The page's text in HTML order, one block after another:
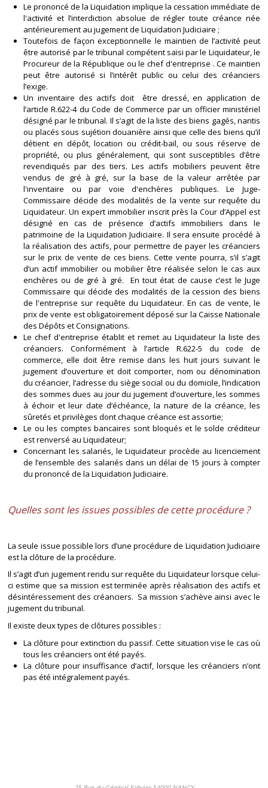
Le prononcé de la Liquidation implique la cessation immédiate de
l'activité et l’interdiction absolue de régler toute créance née
antérieurement au jugement de Liquidation Judiciaire ;
Toutefois de façon exceptionnelle le maintien de l’activité peut
être autorisé par le tribunal compétent saisi par le Liquidateur, le
Procureur de la République ou le chef d'entreprise . Ce maintien
peut être autorisé si l’intérêt public ou celui des créanciers
l’exige.
Un inventaire des actifs doit être dressé, en application de
l’article R.622-4 du Code de Commerce par un officier ministériel
désigné par le tribunal. Il s’agit de la liste des biens gagés, nantis
ou placés sous sujétion douanière ainsi que celle des biens qu’il
détient en dépôt, location ou crédit-bail, ou sous réserve de
propriété, ou plus généralement, qui sont susceptibles d’être
revendiqués par des tiers. Les actifs mobiliers peuvent être
vendus de gré à gré, sur la base de la valeur arrêtée par
l'inventaire ou par voie d'enchères publiques. Le Juge-
Commissaire décide des modalités de la vente sur requête du
Liquidateur. Un expert immobilier inscrit près la Cour d’Appel est
désigné en cas de présence d’actifs immobiliers dans le
patrimoine de la Liquidation Judiciaire. Il sera ensuite procédé à
la réalisation des actifs, pour permettre de payer les créanciers
sur le prix de vente de ces biens. Cette vente pourra, s’il s’agit
d’un actif immobilier ou mobilier être réalisée selon le cas aux
enchères ou de gré à gré. En tout état de cause c’est le Juge
Commissaire qui décide des modalités de la cession des biens
de l'entreprise sur requête du Liquidateur. En cas de vente, le
prix de vente est obligatoirement déposé sur la Caisse Nationale
des Dépôts et Consignations.
Le chef d'entreprise établit et remet au Liquidateur la liste des
créanciers. Conformément à l’article R.622-5 du code de
commerce, elle doit être remise dans les huit jours suivant le
jugement d’ouverture et doit comporter, nom ou dénomination
du créancier, l’adresse du siège social ou du domicile, l’indication
des sommes dues au jour du jugement d’ouverture, les sommes
à échoir et leur date d’échéance, la nature de la créance, les
sûretés et privilèges dont chaque créance est assortie;
Le ou les comptes bancaires sont bloqués et le solde créditeur
est renversé au Liquidateur;
Concernant les salariés, le Liquidateur procède au licenciement
de l’ensemble des salariés dans un délai de 15 jours à compter
du prononcé de la Liquidation Judiciaire.
Quelles sont les issues possibles de cette procédure ?
La seule issue possible lors d’une procédure de Liquidation Judiciaire
est la clôture de la procédure.
Il s’agit d’un jugement rendu sur requête du Liquidateur lorsque celui-
ci estime que sa mission est terminée après réalisation des actifs et
désintéressement des créanciers. Sa mission s’achève ainsi avec le
jugement du tribunal.
Il existe deux types de clôtures possibles :
La clôture pour extinction du passif. Cette situation vise le cas où
tous les créanciers ont été payés.
La clôture pour insuffisance d’actif, lorsque les créanciers n’ont
pas été intégralement payés.